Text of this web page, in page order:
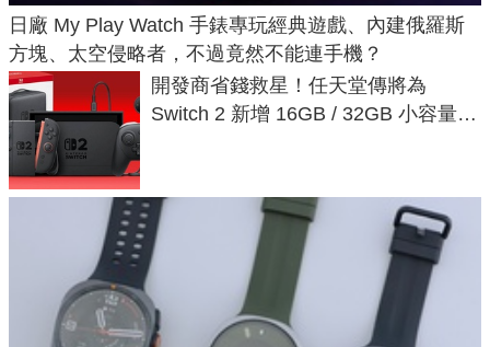
日廠 My Play Watch 手錶專玩經典遊戲、內建俄羅斯
方塊、太空侵略者，不過竟然不能連手機？
開發商省錢救星！任天堂傳將為
Switch 2 新增 16GB / 32GB 小容量遊